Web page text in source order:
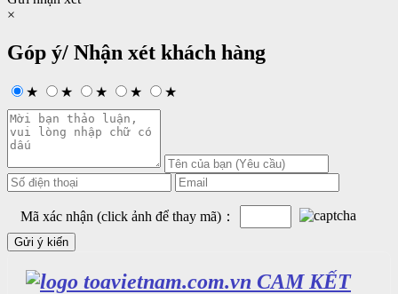
×
Góp ý/ Nhận xét khách hàng
★ ★ ★ ★ ★
Mã xác nhận (click ảnh để thay mã)：
CAM KẾT